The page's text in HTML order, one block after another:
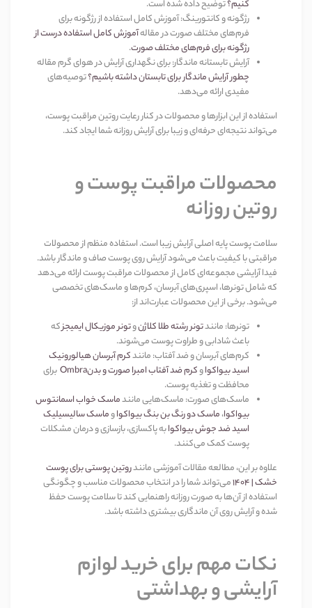
کنیم؟توضیح داده شده است.
رژگونه و کانتورینگ:آموزش کامل استفاده از رژگونه برای
فرم‌های مختلف صورت در مقالهآموزش کامل استفاده درست از
رژگونه برای فرم‌های مختلف صورت.
آرایش تابستانه ماندگار:برای نگهداری آرایش در هوای گرم مقاله
چطور آرایش ماندگار برای تابستان داشته باشیم؟توصیه‌های
مفیدی ارائه می‌دهد.
استفاده از این ابزارها و محصولات در کنار رعایت روتین مراقبت پوست،
می‌تواند نتیجه‌ای حرفه‌ای و زیبا برای آرایش روزانه شما ایجاد کند.
محصولات مراقبت پوست و
روتین روزانه
سلامت پوست پایه اصلی آرایش زیبا است. استفاده منظم از محصولات
مراقبتی با کیفیت باعث می‌شود آرایش روی پوست صاف و ماندگار باشد.
فیدا آرایشی مجموعه‌ای کامل از محصولات مراقبت پوست ارائه می‌دهد
که شامل تونرها، اسپری‌های آبرسان، کرم‌ها و ماسک‌های تخصصی
می‌شود. برخی از این محصولات عبارت‌اند از:
تونرها:مانندتونر رشته طلا کلاژنوتونر موزیکال ایمیجزکه
باعث شادابی و طراوت پوست می‌شوند.
کرم‌های آبرسان و ضد آفتاب:مانندکرم آبرسان هیالورونیک
اسید بیواکواوکرم ضد آفتاب امبرا صورت و بدنOmbraبرای
محافظت و تغذیه پوست.
ماسک‌های صورت:ماسک‌هایی مانندماسک خواب اسمانتوس
بیواکوا،ماسک دو رنگ بن بنگ بیواکواوماسک سالیسیلیک
اسید ضد جوش بیواکوابه پاکسازی، بازسازی و درمان مشکلات
پوست کمک می‌کنند.
علاوه بر این، مطالعه مقالات آموزشی مانندروتین پوستی برای پوست
خشک |۱۴۰۴می‌تواند شما را در انتخاب محصولات مناسب و چگونگی
استفاده از آن‌ها به صورت روزانه راهنمایی کند تا سلامت پوست حفظ
شده و آرایش روی آن ماندگاری بیشتری داشته باشد.
نکات مهم برای خرید لوازم
آرایشی و بهداشتی